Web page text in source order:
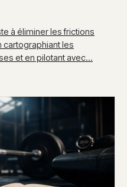
à éliminer les frictions
cartographiant les
et en pilotant avec…